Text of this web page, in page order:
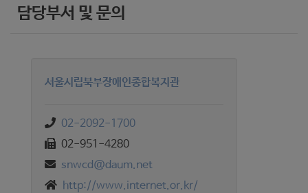
담당부서 및 문의
서울시립북부장애인종합복지관
02-2092-1700
02-951-4280
snwcd@daum.net
http://www.internet.or.kr/